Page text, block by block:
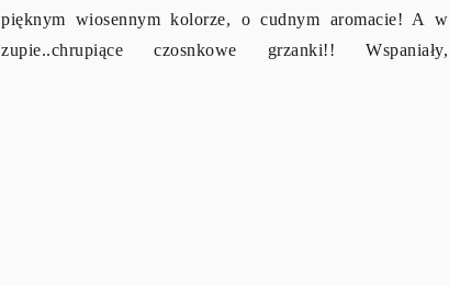
pięknym wiosennym kolorze, o cudnym aromacie! A w
zupie..chrupiące czosnkowe grzanki!! Wspaniały,